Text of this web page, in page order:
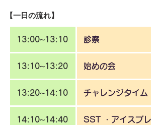
【一日の流れ】
13:00~13:10 診察
13:10~13:20 始めの会
13:20~14:10 チャレンジタイム（
14:10~14:40 SST ・アイスブレイ